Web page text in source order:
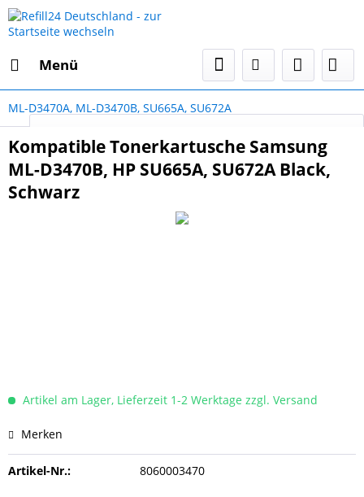
Menü
ML-D3470A, ML-D3470B, SU665A, SU672A
Kompatible Tonerkartusche Samsung
ML-D3470B, HP SU665A, SU672A Black,
Schwarz
Artikel am Lager, Lieferzeit 1-2 Werktage zzgl. Versand
Merken
Artikel-Nr.: 8060003470